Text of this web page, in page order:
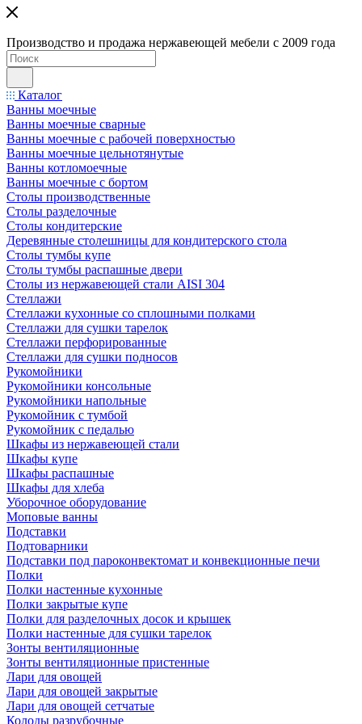
Производство и продажа нержавеющей мебели с 2009 года
Каталог
Ванны моечные
Ванны моечные сварные
Ванны моечные с рабочей поверхностью
Ванны моечные цельнотянутые
Ванны котломоечные
Ванны моечные с бортом
Столы производственные
Столы разделочные
Столы кондитерские
Деревянные столешницы для кондитерского стола
Столы тумбы купе
Столы тумбы распашные двери
Столы из нержавеющей стали AISI 304
Стеллажи
Стеллажи кухонные со сплошными полками
Стеллажи для сушки тарелок
Стеллажи перфорированные
Стеллажи для сушки подносов
Рукомойники
Рукомойники консольные
Рукомойники напольные
Рукомойник с тумбой
Рукомойник с педалью
Шкафы из нержавеющей стали
Шкафы купе
Шкафы распашные
Шкафы для хлеба
Уборочное оборудование
Моповые ванны
Подставки
Подтоварники
Подставки под пароконвектомат и конвекционные печи
Полки
Полки настенные кухонные
Полки закрытые купе
Полки для разделочных досок и крышек
Полки настенные для сушки тарелок
Зонты вентиляционные
Зонты вентиляционные пристенные
Лари для овощей
Лари для овощей закрытые
Лари для овощей сетчатые
Колоды разрубочные